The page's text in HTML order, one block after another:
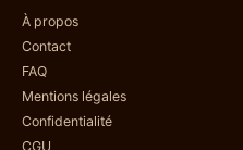
À propos
Contact
FAQ
Mentions légales
Confidentialité
CGU